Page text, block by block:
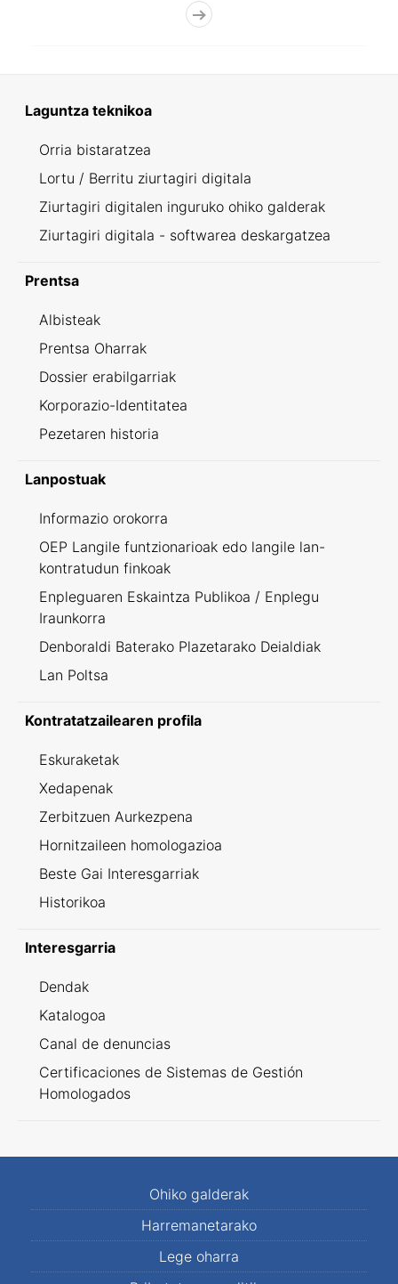
Laguntza teknikoa
Orria bistaratzea
Lortu / Berritu ziurtagiri digitala
Ziurtagiri digitalen inguruko ohiko galderak
Ziurtagiri digitala - softwarea deskargatzea
Prentsa
Albisteak
Prentsa Oharrak
Dossier erabilgarriak
Korporazio-Identitatea
Pezetaren historia
Lanpostuak
Informazio orokorra
OEP Langile funtzionarioak edo langile lan-
kontratudun finkoak
Enpleguaren Eskaintza Publikoa / Enplegu
Iraunkorra
Denboraldi Baterako Plazetarako Deialdiak
Lan Poltsa
Kontratatzailearen profila
Eskuraketak
Xedapenak
Zerbitzuen Aurkezpena
Hornitzaileen homologazioa
Beste Gai Interesgarriak
Historikoa
Interesgarria
Dendak
Katalogoa
Canal de denuncias
Certificaciones de Sistemas de Gestión
Homologados
Ohiko galderak
Harremanetarako
Lege oharra